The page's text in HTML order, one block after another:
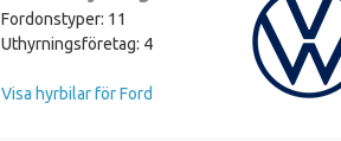
Fordonstyper: 11
Uthyrningsföretag: 4
Visa hyrbilar för Ford